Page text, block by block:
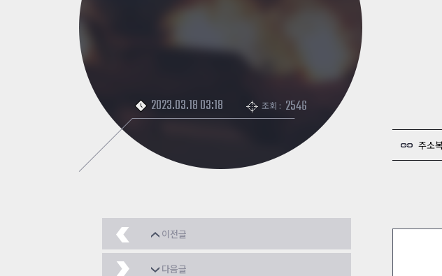
2023.03.18 03:18 조회 : 2546
이전글
가호 서프 타자~
다음글
주소